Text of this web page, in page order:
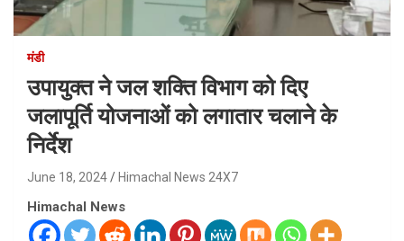
मंडी
उपायुक्त ने जल शक्ति विभाग को दिए
जलापूर्ति योजनाओं को लगातार चलाने के
निर्देश
June 18, 2024 Himachal News 24X7
Himachal News